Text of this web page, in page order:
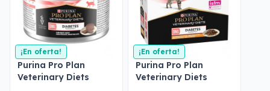
¡En oferta!
Purina Pro Plan
Veterinary Diets
¡En oferta!
Purina Pro Plan
Veterinary Diets